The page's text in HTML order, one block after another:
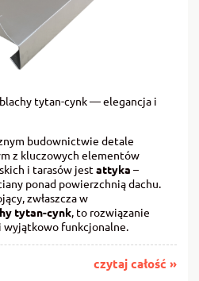
tytan-cynk — elegancja i
budownictwie detale
z kluczowych elementów
i tarasów jestattyka –
ponad powierzchnią dachu.
zwłaszcza w
tytan-cynk, to rozwiązanie
wyjątkowo funkcjonalne.
czytaj całość »